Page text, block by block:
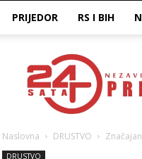
PRIJEDOR RS I BIH
Prijedor24H
Naslovna DRUSTVO
DRUSTVO